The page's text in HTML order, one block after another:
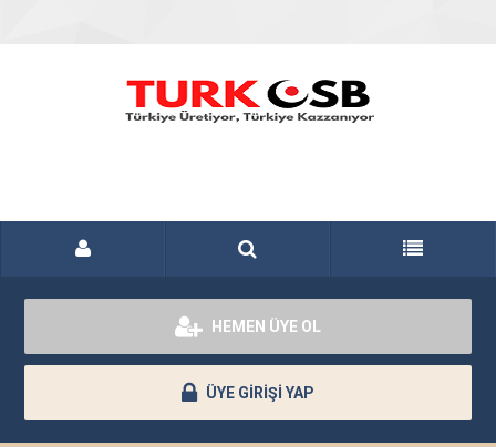
HEMEN ÜYE OL
ÜYE GİRİŞİ YAP